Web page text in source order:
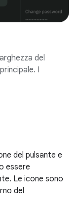
del
I
del pulsante e
essere
Le icone sono
del